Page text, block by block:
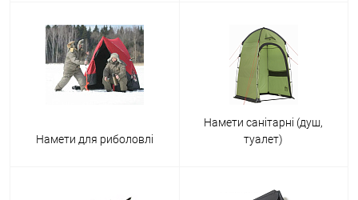
Намети для риболовлі
Намети санітарні (душ,
туалет)